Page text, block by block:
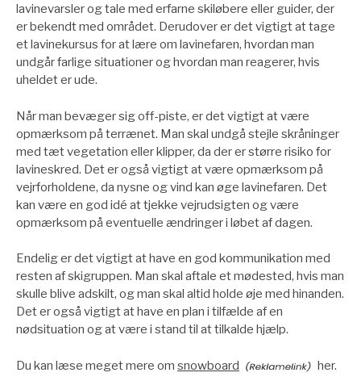
lavinevarsler og tale med erfarne skiløbere eller guider, der
er bekendt med området. Derudover er det vigtigt at tage
et lavinekursus for at lære om lavinefaren, hvordan man
undgår farlige situationer og hvordan man reagerer, hvis
uheldet er ude.
Når man bevæger sig off-piste, er det vigtigt at være
opmærksom på terrænet. Man skal undgå stejle skråninger
med tæt vegetation eller klipper, da der er større risiko for
lavineskred. Det er også vigtigt at være opmærksom på
vejrforholdene, da nysne og vind kan øge lavinefaren. Det
kan være en god idé at tjekke vejrudsigten og være
opmærksom på eventuelle ændringer i løbet af dagen.
Endelig er det vigtigt at have en god kommunikation med
resten af skigruppen. Man skal aftale et mødested, hvis man
skulle blive adskilt, og man skal altid holde øje med hinanden.
Det er også vigtigt at have en plan i tilfælde af en
nødsituation og at være i stand til at tilkalde hjælp.
Du kan læse meget mere om snowboard her.